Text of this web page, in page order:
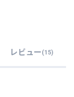
レビュー (15)